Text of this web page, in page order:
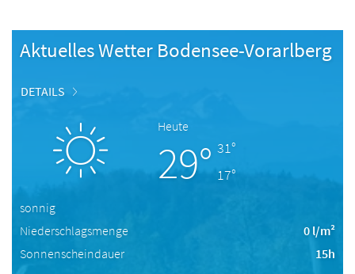
Aktuelles Wetter Bodensee-Vorarlberg
DETAILS
Heute
29° 31°
17°
sonnig
Niederschlagsmenge
0 l/m²
Sonnenscheindauer
15h